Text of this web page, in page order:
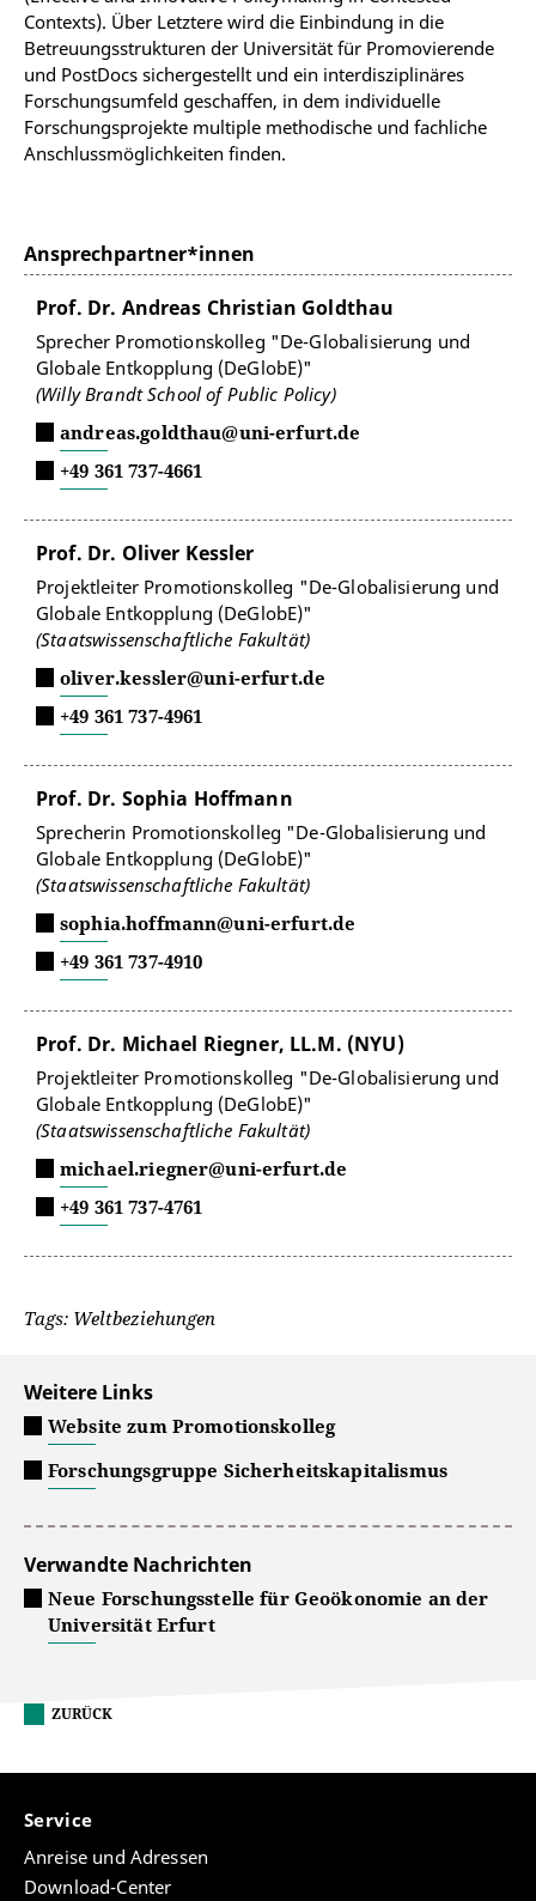
Contexts). Über Letztere wird die Einbindung in die
Betreuungsstrukturen der Universität für Promovierende
und PostDocs sichergestellt und ein interdisziplinäres
Forschungsumfeld geschaffen, in dem individuelle
Forschungsprojekte multiple methodische und fachliche
Anschlussmöglichkeiten finden.
Ansprechpartner*innen
Prof. Dr. Andreas Christian Goldthau
Sprecher Promotionskolleg "De-Globalisierung und
Globale Entkopplung (DeGlobE)"
(Willy Brandt School of Public Policy)
andreas.goldthau@uni-erfurt.de
+49 361 737-4661
Prof. Dr. Oliver Kessler
Projektleiter Promotionskolleg "De-Globalisierung und
Globale Entkopplung (DeGlobE)"
(Staatswissenschaftliche Fakultät)
oliver.kessler@uni-erfurt.de
+49 361 737-4961
Prof. Dr. Sophia Hoffmann
Sprecherin Promotionskolleg "De-Globalisierung und
Globale Entkopplung (DeGlobE)"
(Staatswissenschaftliche Fakultät)
sophia.hoffmann@uni-erfurt.de
+49 361 737-4910
Prof. Dr. Michael Riegner, LL.M. (NYU)
Projektleiter Promotionskolleg "De-Globalisierung und
Globale Entkopplung (DeGlobE)"
(Staatswissenschaftliche Fakultät)
michael.riegner@uni-erfurt.de
+49 361 737-4761
Tags: Weltbeziehungen
Weitere Links
Website zum Promotionskolleg
Forschungsgruppe Sicherheitskapitalismus
Verwandte Nachrichten
Neue Forschungsstelle für Geoökonomie an der
Universität Erfurt
ZURÜCK
Service
Anreise und Adressen
Download-Center